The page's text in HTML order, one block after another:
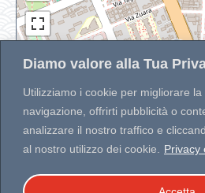
Diamo valore alla Tua
Utilizziamo i cookie per migliorare
navigazione, offrirti pubblicità o
analizzare il nostro traffico e
al nostro utilizzo dei cookie.
Privacy